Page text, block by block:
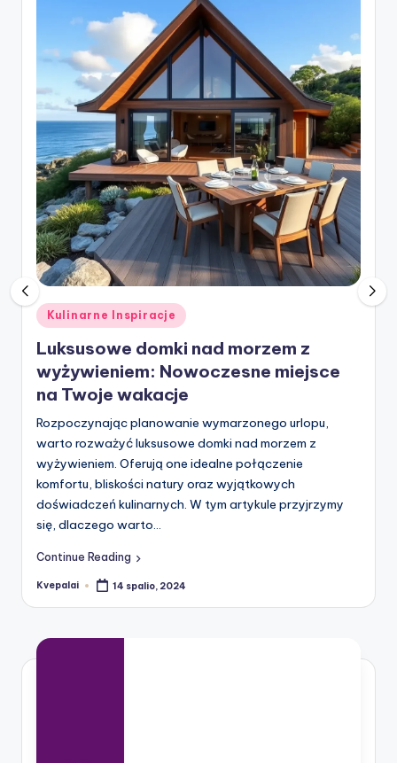
Posted
in
Kulinarne Inspiracje
Luksusowe domki nad morzem z
wyżywieniem: Nowoczesne miejsce
na Twoje wakacje
Rozpoczynając planowanie wymarzonego urlopu,
warto rozważyć luksusowe domki nad morzem z
wyżywieniem. Oferują one idealne połączenie
komfortu, bliskości natury oraz wyjątkowych
doświadczeń kulinarnych. W tym artykule przyjrzymy
się, dlaczego warto…
Continue Reading
Posted
Kvepalai 14 spalio, 2024